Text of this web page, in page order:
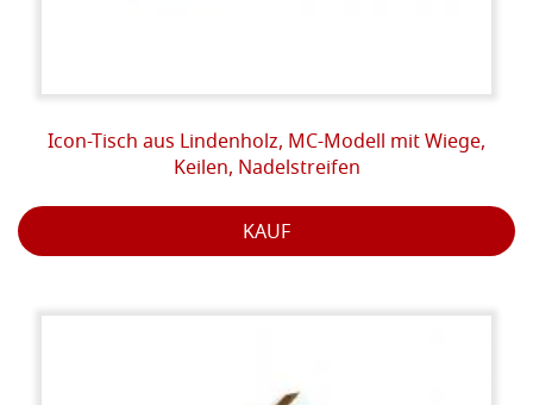
Icon-Tisch aus Lindenholz, MC-Modell mit Wiege,
Keilen, Nadelstreifen
KAUF